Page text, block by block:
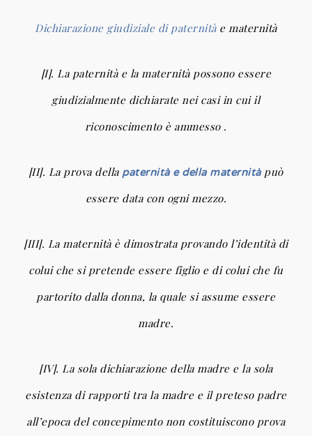
Dichiarazione giudiziale di paternitàe maternità
[I]. La paternità e la maternità possono essere
giudizialmente dichiarate nei casi in cui il
riconoscimento è ammesso .
[II]. La prova della paternità e della maternità può
essere data con ogni mezzo.
[III]. La maternità è dimostrata provando l’identità di
colui che si pretende essere figlio e di colui che fu
partorito dalla donna, la quale si assume essere
madre.
[IV]. La sola dichiarazione della madre e la sola
esistenza di rapporti tra la madre e il preteso padre
all’epoca del concepimento non costituiscono prova